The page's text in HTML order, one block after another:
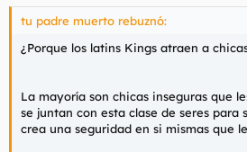
tu padre muerto rebuznó:
¿Porque los latins Kings atraen a
La mayoría son chicas inseguras que
se juntan con esta clase de seres para
crea una seguridad en si mismas que